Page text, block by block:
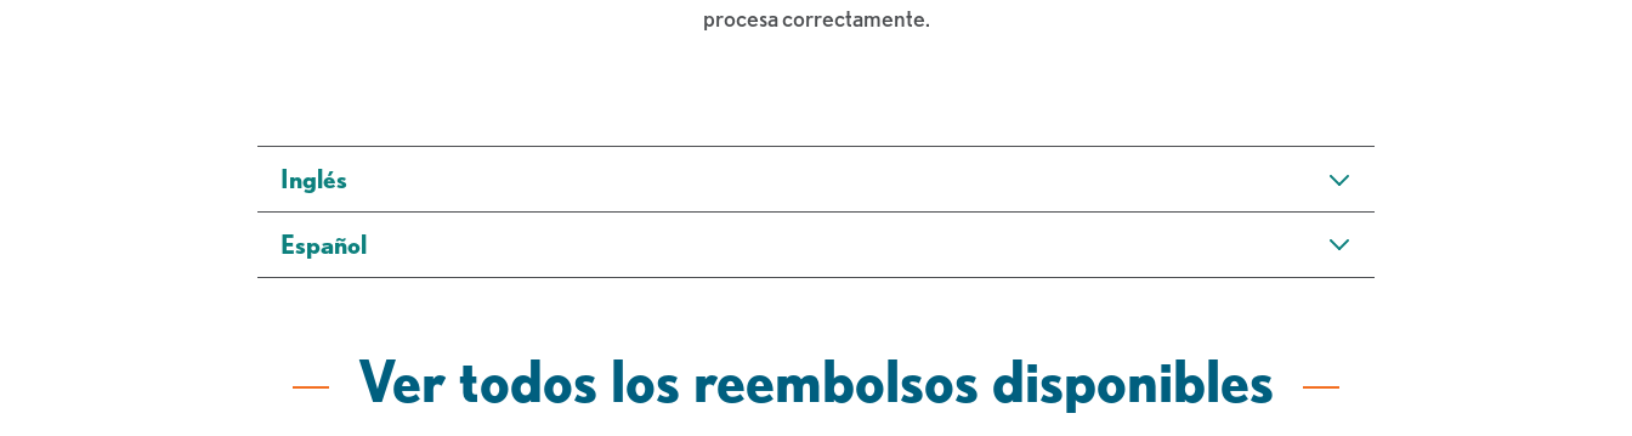
procesa correctamente.
Inglés
Español
Ver todos los reembolsos disponibles